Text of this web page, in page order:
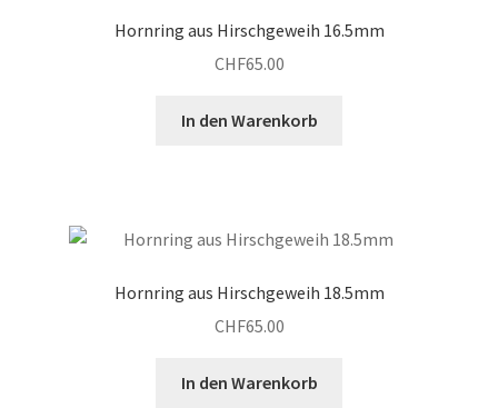
VeranstaltungenHornring aus Hirschgeweih 16.5mm
CHF65.00
In den Warenkorb
Hornring aus Hirschgeweih 18.5mm
CHF65.00
In den Warenkorb